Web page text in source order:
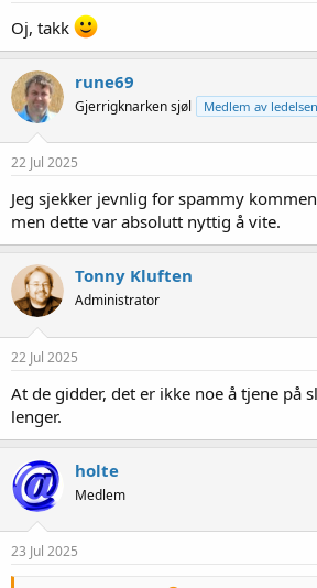
:
Oj, takk
rune69
Gjerrigknarken sjøl Medlem av ledelsen
22 Jul 2025
Jeg sjekker jevnlig for spammy
men dette var absolutt nyttig å vite.
Tonny Kluften
Administrator
22 Jul 2025
At de gidder, det er ikke noe å tjene på
lenger.
holte
Medlem
23 Jul 2025